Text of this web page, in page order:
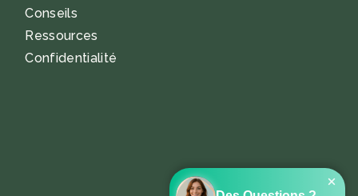
Conseils
Ressources
Confidentialité